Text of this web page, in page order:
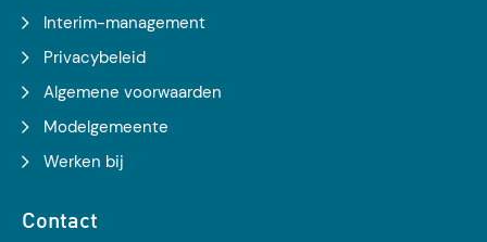
Interim-management
Privacybeleid
Algemene voorwaarden
Modelgemeente
Werken bij
Contact